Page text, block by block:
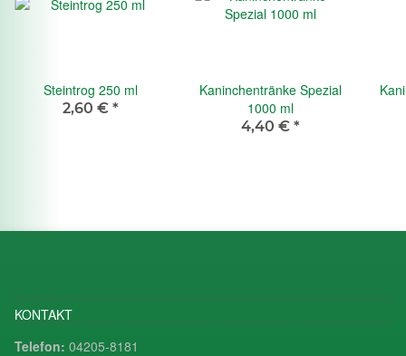
Steintrog 250 ml
2,60 € *
Kaninchentränke Spezial
1000 ml
4,40 € *
KONTAKT
Telefon: 04205-8181